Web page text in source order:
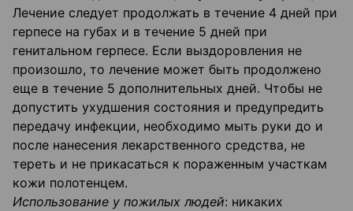
Лечение следует продолжать в течение 4 дней при
герпесе на губах и в течение 5 дней при
генитальном герпесе. Если выздоровления не
произошло, то лечение может быть продолжено
еще в течение 5 дополнительных дней. Чтобы не
допустить ухудшения состояния и предупредить
передачу инфекции, необходимо мыть руки до и
после нанесения лекарственного средства, не
тереть и не прикасаться к пораженным участкам
кожи полотенцем.
Использование у пожилых людей: никаких